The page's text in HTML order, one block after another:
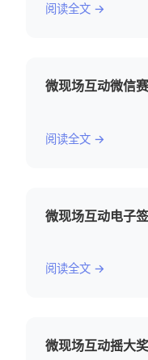
阅读全文 →
微现场互动微信
阅读全文 →
微现场互动电子
阅读全文 →
微现场互动摇大奖